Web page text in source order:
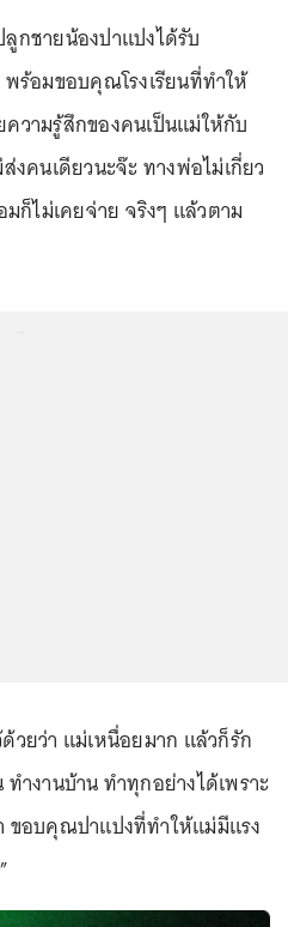
กชายน้องปาแปงได้รับ
พร้อมขอบคุณโรงเรียนที่ทำให้
วามรู้สึกของคนเป็นแม่ให้กับ
งคนเดียวนะจ๊ะ ทางพ่อไม่เกี่ยว
มก็ไม่เคยจ่าย จริงๆ แล้วตาม
วยว่า แม่เหนื่อยมาก แล้วก็รัก
ำงานบ้าน ทำทุกอย่างได้เพราะ
ขอบคุณปาแปงที่ทำให้แม่มีแรง